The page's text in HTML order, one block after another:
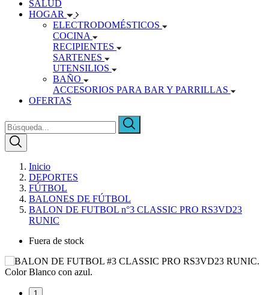
SALUD
HOGAR
ELECTRODOMÉSTICOS
COCINA
RECIPIENTES
SARTENES
UTENSILIOS
BAÑO
ACCESORIOS PARA BAR Y PARRILLAS
OFERTAS
Inicio
DEPORTES
FÚTBOL
BALONES DE FÚTBOL
BALON DE FUTBOL n°3 CLASSIC PRO RS3VD23
RUNIC
Fuera de stock